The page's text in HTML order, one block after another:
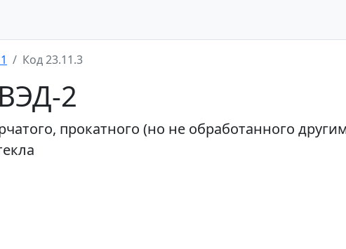
Код 23.11.3
2
прокатного (но не обработанного